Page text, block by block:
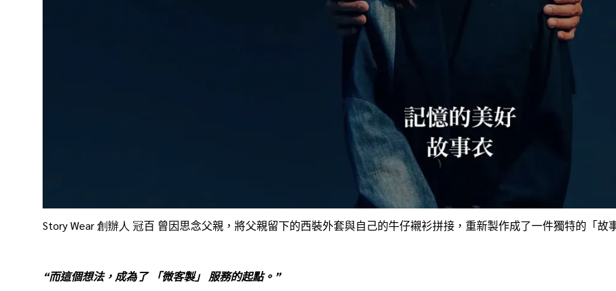
Story Wear創辦人 冠百 曾因思念父親，將父親留下的西裝外套與自己的牛仔襯衫拼接，重新製作成了一件獨特的「故
“而這個想法，成為了 「微客製」 服務的起點。”